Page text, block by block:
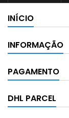
INÍCIO
INFORMAÇÃO
PAGAMENTO
DHL PARCEL